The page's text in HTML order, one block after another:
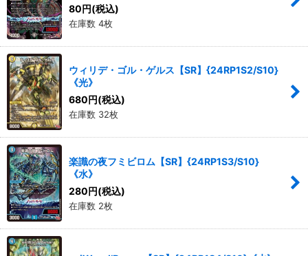
80円(税込)
在庫数 4枚
ウィリデ・ゴル・ゲルス【SR】{24RP1S2/S10}
《光》
680円(税込)
在庫数 32枚
楽識の夜フミビロム【SR】{24RP1S3/S10}
《水》
280円(税込)
在庫数 2枚